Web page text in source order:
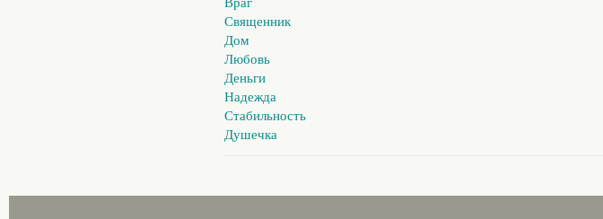
Священник
Дом
Любовь
Деньги
Надежда
Стабильность
Душечка